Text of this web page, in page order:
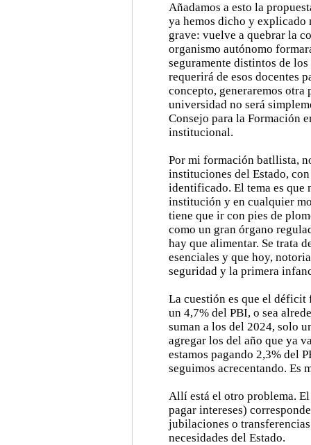
Añadamos a esto la
ya hemos dicho y explicado
grave: vuelve a quebrar la
organismo autónomo
seguramente distintos de
requerirá de esos docentes
concepto, generaremos otra
universidad no será
Consejo para la Formación
institucional.
Por mi formación batllista,
instituciones del Estado,
identificado. El tema es que
institución y en cualquier
tiene que ir con pies de
como un gran órgano
hay que alimentar. Se trata
esenciales y que hoy,
seguridad y la primera
La cuestión es que el déficit
un 4,7% del PBI, o sea
suman a los del 2024, solo
agregar los del año que ya
estamos pagando 2,3% del
seguimos acrecentando. Es
Allí está el otro problema.
pagar intereses)
jubilaciones o
necesidades del Estado.